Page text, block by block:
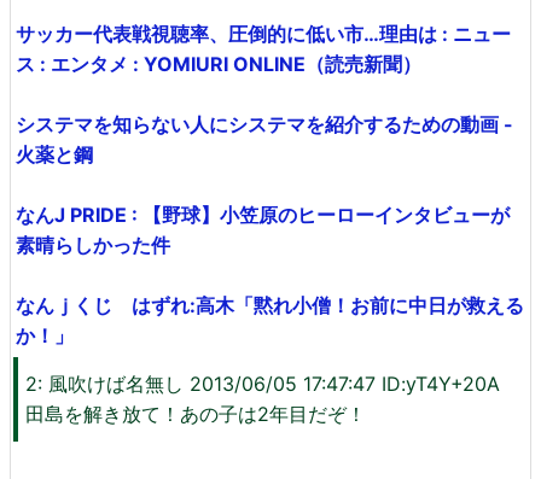
サッカー代表戦視聴率、圧倒的に低い市…理由は : ニュー
ス : エンタメ : YOMIURI ONLINE（読売新聞）
システマを知らない人にシステマを紹介するための動画 -
火薬と鋼
なんJ PRIDE : 【野球】小笠原のヒーローインタビューが
素晴らしかった件
なんｊくじ はずれ:高木「黙れ小僧！お前に中日が救える
か！」
2: 風吹けば名無し 2013/06/05 17:47:47 ID:yT4Y+20A
田島を解き放て！あの子は2年目だぞ！